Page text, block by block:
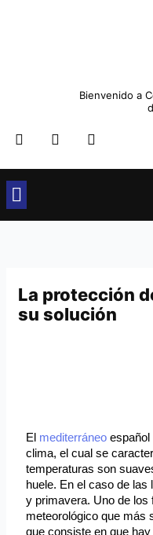
Bienvenido a
F
c
e
b
o
o
T
i
r
I
s
r
La protección
su solución
El mediterráneo
clima, el cual se
temperaturas son
huele. En el caso de las
y primavera. Uno de
meteorológico que más
que consiste en que